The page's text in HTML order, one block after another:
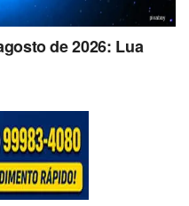
de 2026: Lua